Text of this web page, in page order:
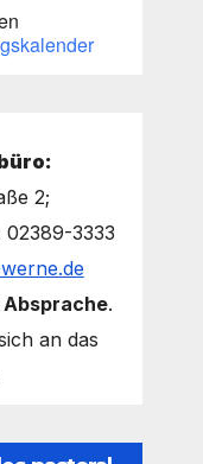
2;
02389-3333
.
an das